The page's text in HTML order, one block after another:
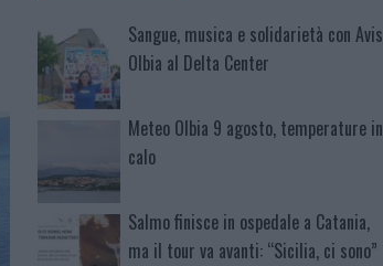
Sangue, musica e solidarietà con Avis
Olbia al Delta Center
Meteo Olbia 9 agosto, temperature in
calo
Salmo finisce in ospedale a Catania,
ma il tour va avanti: “Sicilia, ci sono”